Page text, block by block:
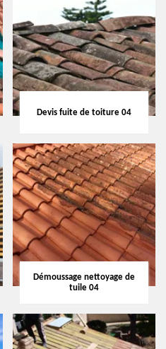
Devis fuite de toiture 04
Démoussage nettoyage de
tuile 04